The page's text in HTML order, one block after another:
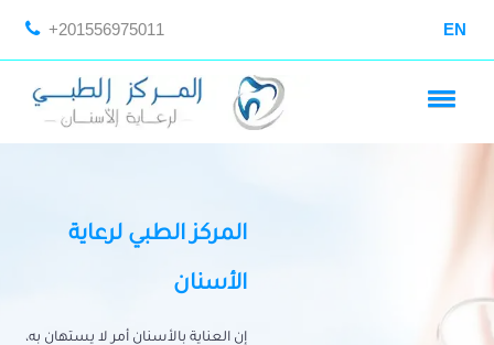
+201556975011 EN
المركز الطبي لرعاية
الأسنان
إن العناية بالأسنان أمر لا يستهان به،